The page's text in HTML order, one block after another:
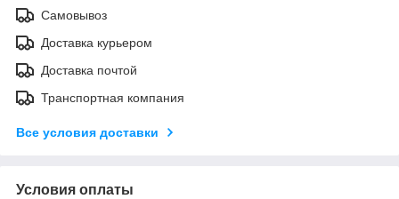
Самовывоз
Доставка курьером
Доставка почтой
Транспортная компания
Все условия доставки
Условия оплаты